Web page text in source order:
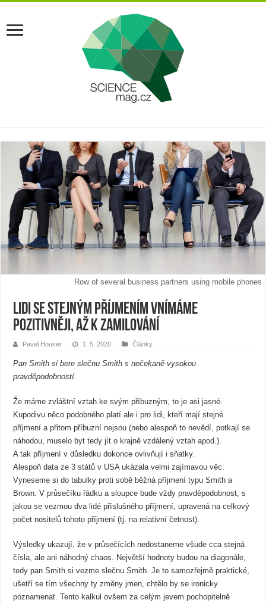
Row of several business partners using mobile phones
Lidi se stejným příjmením vnímáme
pozitivněji, až k zamilování
Pavel Houser 1. 5. 2020 Články
Pan Smith si bere slečnu Smith s nečekaně vysokou
pravděpodobností.
Že máme zvláštní vztah ke svým příbuzným, to je asi jasné.
Kupodivu něco podobného platí ale i pro lidi, kteří mají stejné
příjmení a přitom příbuzní nejsou (nebo alespoň to nevědí, potkají se
náhodou, muselo byt tedy jít o krajně vzdálený vztah apod.).
A tak příjmení v důsledku dokonce ovlivňují i sňatky.
Alespoň data ze 3 států v USA ukázala velmi zajímavou věc.
Vyneseme si do tabulky proti sobě běžná příjmení typu Smith a
Brown. V průsečíku řádku a sloupce bude vždy pravděpodobnost, s
jakou se vezmou dva lidé příslušného příjmení, upravená na celkový
počet nositelů tohoto příjmení (tj. na relativní četnost).
Výsledky ukazují, že v průsečících nedostaneme všude cca stejná
čísla, ale ani náhodný chaos. Největší hodnoty budou na diagonále,
tedy pan Smith si vezme slečnu Smith. Je to samozřejmě praktické,
ušetří se tím všechny ty změny jmen, chtělo by se ironicky
poznamenat. Tento kalkul ovšem za celým jevem pochopitelně